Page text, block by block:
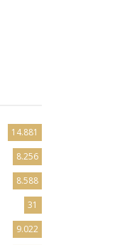
14.881
8.256
8.588
31
9.022